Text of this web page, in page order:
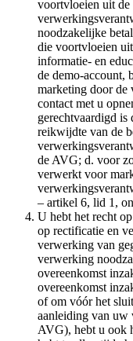
voortvloeien uit de
noodzakelijke
die voortvloeien
informatie- en
de demo-account,
marketing door
contact met u
gerechtvaardigd is
reikwijdte van de
de AVG; d. voor
verwerkt voor
– artikel 6, lid 1,
U hebt het recht
op rectificatie en
verwerking van
verwerking
overeenkomst
overeenkomst
of om vóór het
aanleiding van uw
AVG), hebt u ook